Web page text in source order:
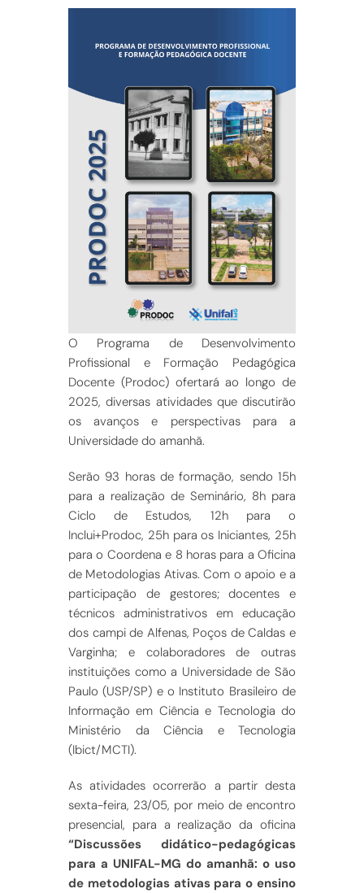
O Programa de Desenvolvimento
Profissional e Formação Pedagógica
Docente (Prodoc) ofertará ao longo de
2025, diversas atividades que discutirão
os avanços e perspectivas para a
Universidade do amanhã.
Serão 93 horas de formação, sendo 15h
para a realização de Seminário, 8h para
Ciclo de Estudos, 12h para o
Inclui+Prodoc, 25h para os Iniciantes, 25h
para o Coordena e 8 horas para a Oficina
de Metodologias Ativas. Com o apoio e a
participação de gestores; docentes e
técnicos administrativos em educação
dos campi de Alfenas, Poços de Caldas e
Varginha; e colaboradores de outras
instituições como a Universidade de São
Paulo (USP/SP) e o Instituto Brasileiro de
Informação em Ciência e Tecnologia do
Ministério da Ciência e Tecnologia
(Ibict/MCTI).
As atividades ocorrerão a partir desta
sexta-feira, 23/05, por meio de encontro
presencial, para a realização da oficina
“Discussões didático-pedagógicas
para a UNIFAL-MG do amanhã: o uso
de metodologias ativas para o ensino